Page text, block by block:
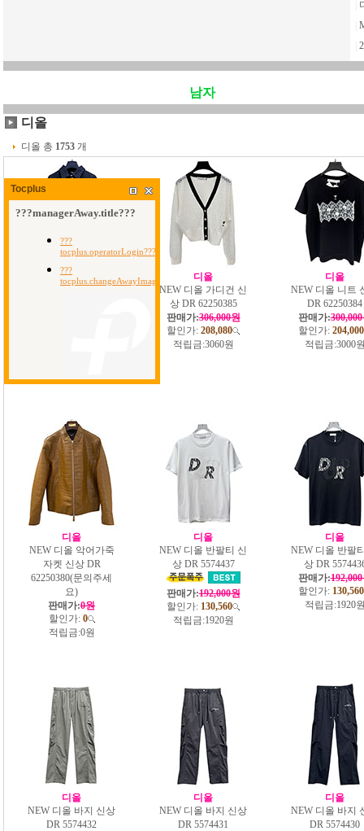
남자
디올
디올 총 1753 개
디올
NEW 디올 남방 셔츠
디올
NEW 디올 가디건 신
상 DR 62250385
판매가:306,000원
할인가: 208,080
적립금:3060원
디올
NEW 디올 니트
DR 62250384
판매가:
할인가: 204,000
적립금:3000
디올
NEW 디올 악어가죽
자켓 신상 DR
62250380(문의주세
요)
판매가:0원
할인가: 0
적립금:0원
디올
NEW 디올 반팔티 신
상 DR 5574437
판매가:192,000원
할인가: 130,560
적립금:1920원
디올
NEW 디올 반팔
상 DR
판매가:
할인가: 130,560
적립금:1920
디올
NEW 디올 바지 신상
DR 5574432
디올
NEW 디올 바지 신상
DR 5574431
디올
NEW 디올 바지
DR 5574430
Tocplus